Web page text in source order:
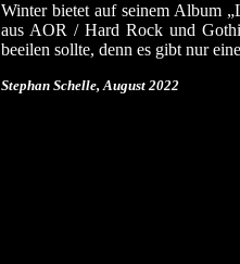
Winter bietet auf seinem Album
aus AOR / Hard Rock und
beeilen sollte, denn es gibt nur
Stephan Schelle, August 2022